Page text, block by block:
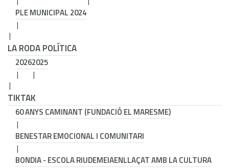
PLE MUNICIPAL 2024
LA RODA POLÍTICA
20262025
TIKTAK
60 ANYS CAMINANT (FUNDACIÓ EL MARESME)
BENESTAR EMOCIONAL I COMUNITARI
BONDIA - ESCOLA RIUDEMEIAENLLAÇAT AMB LA CULTURA